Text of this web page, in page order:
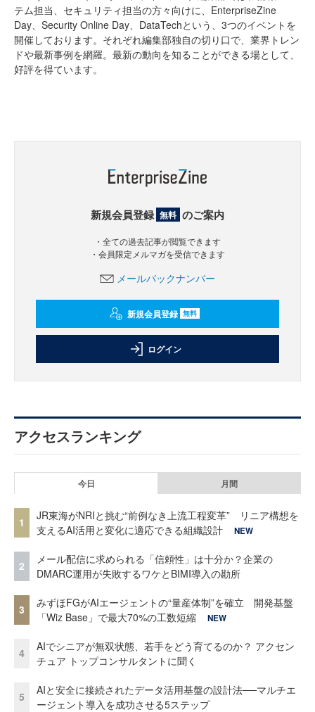
テム担当、セキュリティ担当の方々向けに、EnterpriseZine
Day、Security Online Day、DataTechという、3つのイベントを
開催しております。それぞれ編集部独自の切り口で、業界トレン
ドや最新事例を網羅。最新の動向を知ることができる場として、
好評を得ています。
新規会員登録 無料 のご案内
・全ての過去記事が閲覧できます
・会員限定メルマガを受信できます
メールバックナンバー
新規会員登録 無料
ログイン
アクセスランキング
今日 月間
1
JR東海がNRIと挑む“前例なき上流工程変革” リニア構想を
支えるAI活用と変化に適応できる組織設計
NEW
2
メール配信に求められる「信頼性」は十分か？企業の
DMARC運用が失敗するワケとBIMI導入の勘所
3
みずほFGがAIエージェントの“量産体制”を確立 開発基盤
「Wiz Base」で最大70%の工数短縮
NEW
4
AIでシニアが無双状態、若手をどう育てるのか？ アクセン
チュア トップコンサルタントに聞く
5
AIと安全に接続されたデータ活用基盤の設計法──マルチエ
ージェント導入を成功させる5ステップ